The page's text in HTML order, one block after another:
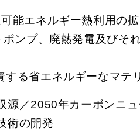
能エネルギー熱利用の
ンプ、廃熱発電及び
る省エネルギーなマテ
／2050年カーボンニ
術の開発